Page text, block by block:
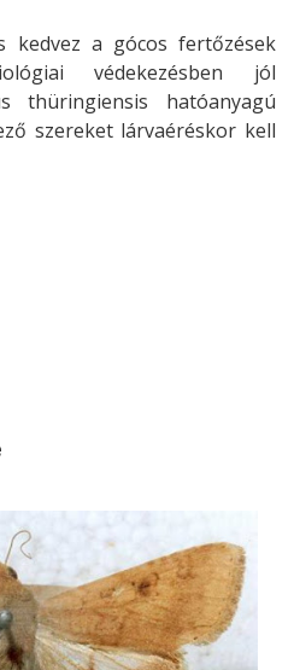
kedvez a gócos fertőzések
védekezésben jól
thüringiensis hatóanyagú
szereket lárvaéréskor kell